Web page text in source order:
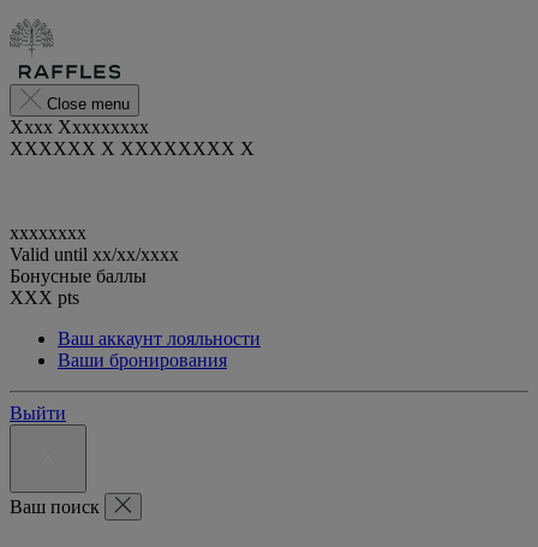
Close menu
Xxxx Xxxxxxxxx
XXXXXX X XXXXXXXX X
xxxxxxxx
Valid until xx/xx/xxxx
Бонусные баллы
XXX pts
Ваш аккаунт лояльности
Ваши бронирования
Выйти
Ваш поиск